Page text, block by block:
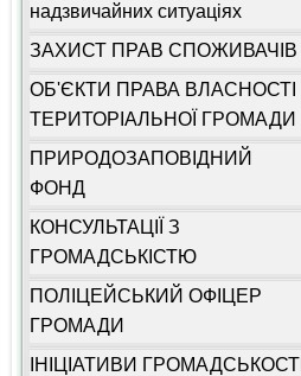
надзвичайних ситуаціях
ЗАХИСТ ПРАВ СПОЖИВАЧІВ
ОБ'ЄКТИ ПРАВА ВЛАСНОСТІ
ТЕРИТОРІАЛЬНОЇ ГРОМАДИ
ПРИРОДОЗАПОВІДНИЙ
ФОНД
КОНСУЛЬТАЦІЇ З
ГРОМАДСЬКІСТЮ
ПОЛІЦЕЙСЬКИЙ ОФІЦЕР
ГРОМАДИ
ІНІЦІАТИВИ ГРОМАДСЬКОСТІ